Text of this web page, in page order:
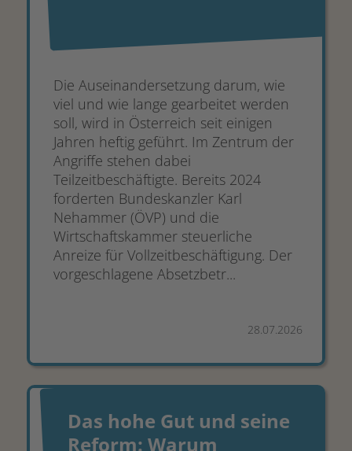
Die Auseinandersetzung darum, wie
viel und wie lange gearbeitet werden
soll, wird in Österreich seit einigen
Jahren heftig geführt. Im Zentrum der
Angriffe stehen dabei
Teilzeitbeschäftigte. Bereits 2024
forderten Bundeskanzler Karl
Nehammer (ÖVP) und die
Wirtschaftskammer steuerliche
Anreize für Vollzeitbeschäftigung. Der
vorgeschlagene Absetzbetr...
28.07.2026
Das hohe Gut und seine
Reform: Warum